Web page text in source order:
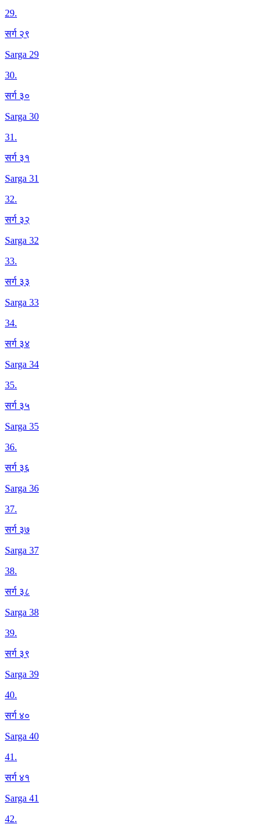
29.
सर्ग २९
Sarga 29
30.
सर्ग ३०
Sarga 30
31.
सर्ग ३१
Sarga 31
32.
सर्ग ३२
Sarga 32
33.
सर्ग ३३
Sarga 33
34.
सर्ग ३४
Sarga 34
35.
सर्ग ३५
Sarga 35
36.
सर्ग ३६
Sarga 36
37.
सर्ग ३७
Sarga 37
38.
सर्ग ३८
Sarga 38
39.
सर्ग ३९
Sarga 39
40.
सर्ग ४०
Sarga 40
41.
सर्ग ४१
Sarga 41
42.